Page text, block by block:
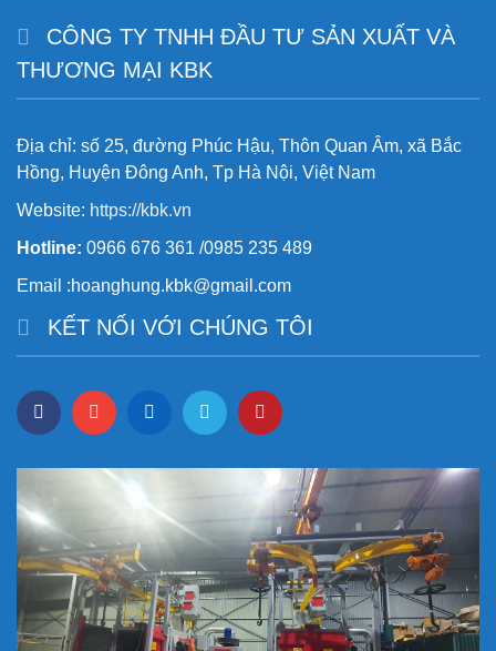
CÔNG TY TNHH ĐẦU TƯ SẢN XUẤT VÀ
THƯƠNG MẠI KBK
Địa chỉ: số 25, đường Phúc Hậu, Thôn Quan Âm, xã Bắc
Hồng, Huyện Đông Anh, Tp Hà Nội, Việt Nam
Website: https://kbk.vn
Hotline: 0966 676 361 /0985 235 489
Email :hoanghung.kbk@gmail.com
KẾT NỐI VỚI CHÚNG TÔI